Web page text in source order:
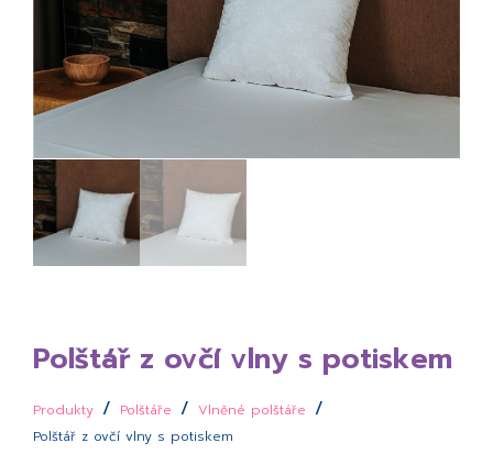
Polštář z ovčí vlny s potiskem
Produkty / Polštáře / Vlněné polštáře /
Polštář z ovčí vlny s potiskem